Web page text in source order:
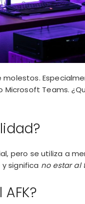
Teams.
pero se utiliza a
y significa no estar al